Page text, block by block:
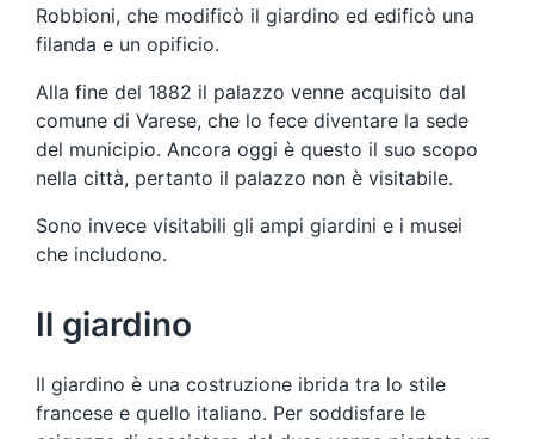
Robbioni, che modificò il giardino ed edificò una
filanda e un opificio.
Alla fine del 1882 il palazzo venne acquisito dal
comune di Varese, che lo fece diventare la sede
del municipio. Ancora oggi è questo il suo scopo
nella città, pertanto il palazzo non è visitabile.
Sono invece visitabili gli ampi giardini e i musei
che includono.
Il giardino
Il giardino è una costruzione ibrida tra lo stile
francese e quello italiano. Per soddisfare le